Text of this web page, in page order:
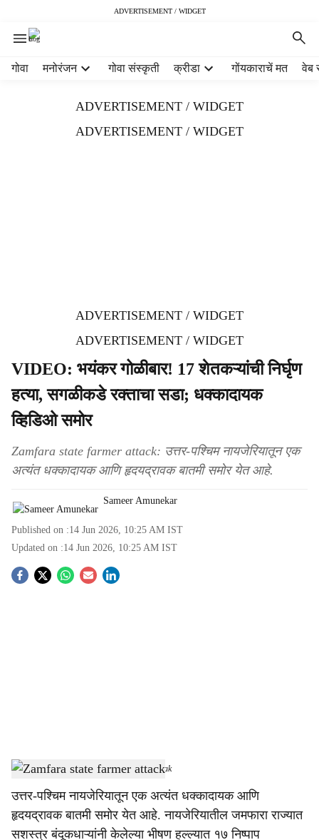
ADVERTISEMENT / WIDGET
गोवा मनोरंजन गोवा संस्कृती क्रीडा गोंयकाराचें मत वेब
ADVERTISEMENT / WIDGET
ADVERTISEMENT / WIDGET
ADVERTISEMENT / WIDGET
ADVERTISEMENT / WIDGET
VIDEO: भयंकर गोळीबार! 17 शेतकऱ्यांची निर्घृण
हत्या, सगळीकडे रक्ताचा सडा; धक्कादायक
व्हिडिओ समोर
Zamfara state farmer attack: उत्तर-पश्चिम नायजेरियातून एक
अत्यंत धक्कादायक आणि हृदयद्रावक बातमी समोर येत आहे.
Sameer Amunekar
Published on :14 Jun 2026, 10:25 AM IST
Updated on :14 Jun 2026, 10:25 AM IST
S
a
Zamfara state farmer attack-Dainik Gomantak
उत्तर-पश्चिम नायजेरियातून एक अत्यंत धक्कादायक आणि
हृदयद्रावक बातमी समोर येत आहे. नायजेरियातील जमफारा राज्यात
सशस्त्र बंदूकधाऱ्यांनी केलेल्या भीषण हल्ल्यात १७ निष्पाप